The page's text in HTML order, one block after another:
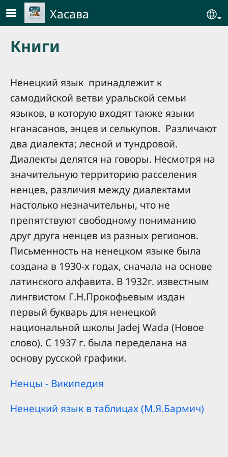
Skip to main content
Хасава
Книги
Ненецкий язык принадлежит к
самодийской ветви уральской семьи
языков, в которую входят также языки
нганасанов, энцев и селькупов. Различают
два диалекта; лесной и тундровой.
Диалекты делятся на говоры. Несмотря на
значительную территорию расселения
ненцев, различия между диалектами
настолько незначительны, что не
препятствуют свободному пониманию
друг друга ненцев из разных регионов.
Письменность на ненецком языке была
создана в 1930-х годах, сначала на основе
латинского алфавита. В 1932г. известным
лингвистом Г.Н.Прокофьевым издан
первый букварь для ненецкой
национальной школы Jadej Wada (Новое
слово). С 1937 г. была переделана на
основу русской графики.
Ненцы - Википедия
Ненецкий язык в таблицах (М.Я.Бармич)